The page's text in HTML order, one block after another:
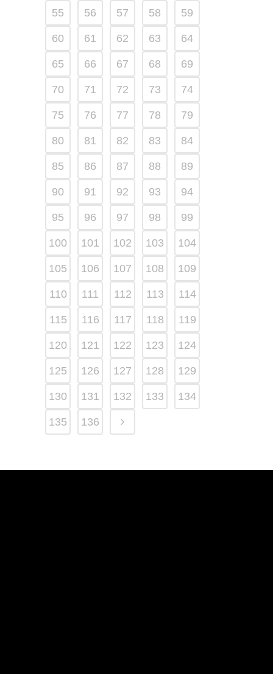
55 56 57 58 59
60 61 62 63 64
65 66 67 68 69
70 71 72 73 74
75 76 77 78 79
80 81 82 83 84
85 86 87 88 89
90 91 92 93 94
95 96 97 98 99
100 101 102 103 104
105 106 107 108 109
110 111 112 113 114
115 116 117 118 119
120 121 122 123 124
125 126 127 128 129
130 131 132 133 134
135 136